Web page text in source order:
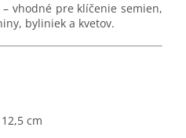
– vhodné pre klíčenie semien,
byliniek a kvetov.
cm